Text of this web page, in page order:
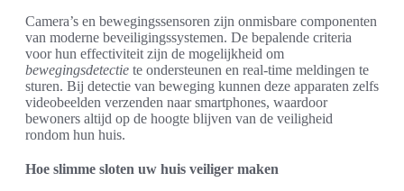
Camera’s en bewegingssensoren zijn onmisbare componenten
van moderne beveiligingssystemen. De bepalende criteria
voor hun effectiviteit zijn de mogelijkheid om
bewegingsdetectie te ondersteunen en real-time meldingen te
sturen. Bij detectie van beweging kunnen deze apparaten zelfs
videobeelden verzenden naar smartphones, waardoor
bewoners altijd op de hoogte blijven van de veiligheid
rondom hun huis.
Hoe slimme sloten uw huis veiliger maken